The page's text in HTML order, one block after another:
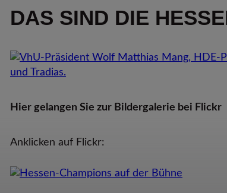
DAS SIND DIE
Hier gelangen Sie zur Bildergalerie bei Flickr
Anklicken auf Flickr: